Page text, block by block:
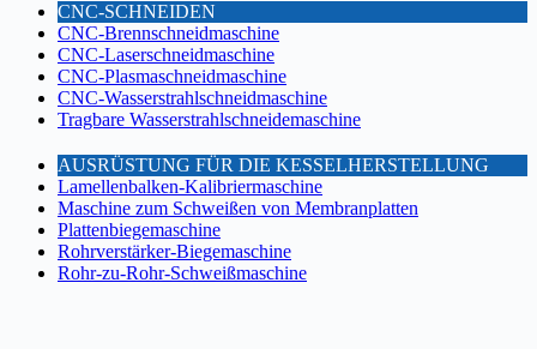
CNC-SCHNEIDEN
CNC-Brennschneidmaschine
CNC-Laserschneidmaschine
CNC-Plasmaschneidmaschine
CNC-Wasserstrahlschneidmaschine
Tragbare Wasserstrahlschneidemaschine
AUSRÜSTUNG FÜR DIE KESSELHERSTELLUNG
Lamellenbalken-Kalibriermaschine
Maschine zum Schweißen von Membranplatten
Plattenbiegemaschine
Rohrverstärker-Biegemaschine
Rohr-zu-Rohr-Schweißmaschine